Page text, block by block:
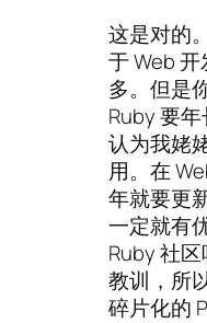
这是对的
于 Web
多。但是
Ruby 要
认为我姥
用。在
年就要更
一定就有
Ruby 社
教训，所
碎片化的